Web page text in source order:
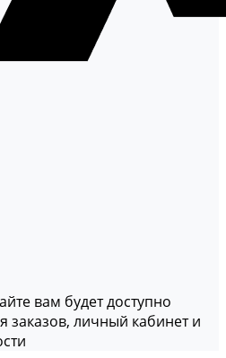
вам будет доступно
заказов, личный кабинет и